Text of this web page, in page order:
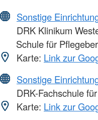
Sonstige
DRK Klinikum
Schule für
Karte: Link zur
Sonstige
DRK-Fachschule
Karte: Link zur